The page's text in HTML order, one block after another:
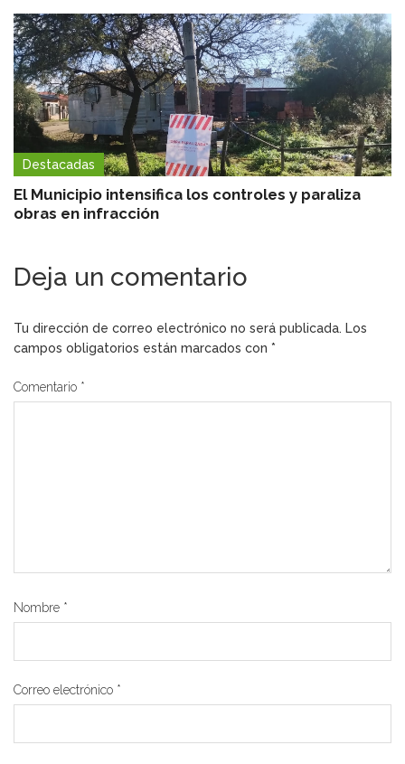
Destacadas
El Municipio intensifica los controles y paraliza
obras en infracción
Deja un comentario
Tu dirección de correo electrónico no será publicada. Los
campos obligatorios están marcados con *
Comentario *
Nombre *
Correo electrónico *